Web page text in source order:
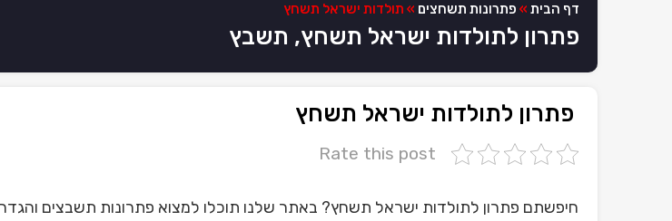
דף הבית » פתרונות תשחצים » תולדות ישראל תשחץ
פתרון לתולדות ישראל תשחץ, תשבץ
פתרון לתולדות ישראל תשחץ
Rate this post
חיפשתם פתרון לתולדות ישראל תשחץ? באתר שלנו תוכלו למצוא פתרונות תשבצים